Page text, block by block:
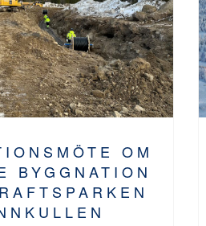
OM
BYGGNATION